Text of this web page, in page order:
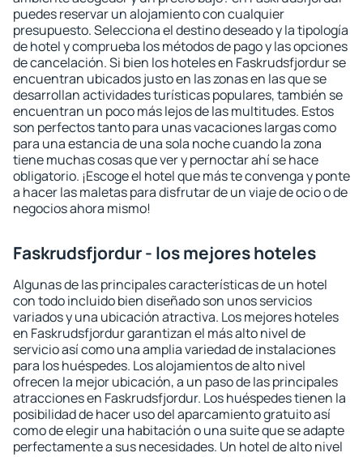
puedes reservar un alojamiento con cualquier
presupuesto. Selecciona el destino deseado y la tipología
de hotel y comprueba los métodos de pago y las opciones
de cancelación. Si bien los hoteles en Faskrudsfjordur se
encuentran ubicados justo en las zonas en las que se
desarrollan actividades turísticas populares, también se
encuentran un poco más lejos de las multitudes. Estos
son perfectos tanto para unas vacaciones largas como
para una estancia de una sola noche cuando la zona
tiene muchas cosas que ver y pernoctar ahí se hace
obligatorio. ¡Escoge el hotel que más te convenga y ponte
a hacer las maletas para disfrutar de un viaje de ocio o de
negocios ahora mismo!
Faskrudsfjordur - los mejores hoteles
Algunas de las principales características de un hotel
con todo incluido bien diseñado son unos servicios
variados y una ubicación atractiva. Los mejores hoteles
en Faskrudsfjordur garantizan el más alto nivel de
servicio así como una amplia variedad de instalaciones
para los huéspedes. Los alojamientos de alto nivel
ofrecen la mejor ubicación, a un paso de las principales
atracciones en Faskrudsfjordur. Los huéspedes tienen la
posibilidad de hacer uso del aparcamiento gratuito así
como de elegir una habitación o una suite que se adapte
perfectamente a sus necesidades. Un hotel de alto nivel